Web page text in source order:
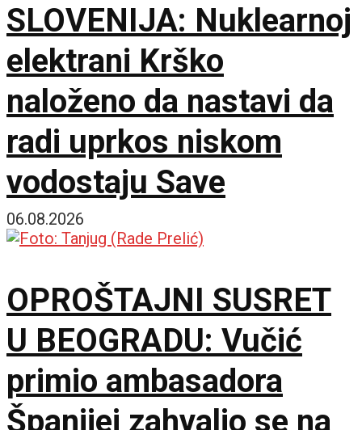
genocidu
SLOVENIJA: Nuklearnoj
elektrani Krško
naloženo da nastavi da
radi uprkos niskom
vodostaju Save
06.08.2026
OPROŠTAJNI SUSRET
U BEOGRADU: Vučić
primio ambasadora
Španijei zahvalio se na